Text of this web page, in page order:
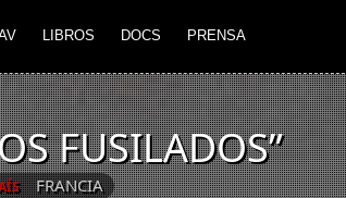
LIBROS DOCS PRENSA
FUSILADOS”
FRANCIA